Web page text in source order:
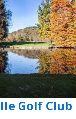
Golf Club